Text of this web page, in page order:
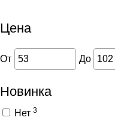
Цена
От До
Новинка
Нет 3